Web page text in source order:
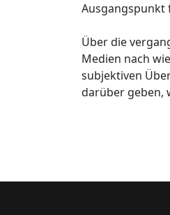
Ausgangspunkt
Über die
Medien nach
subjektiven
darüber geben,